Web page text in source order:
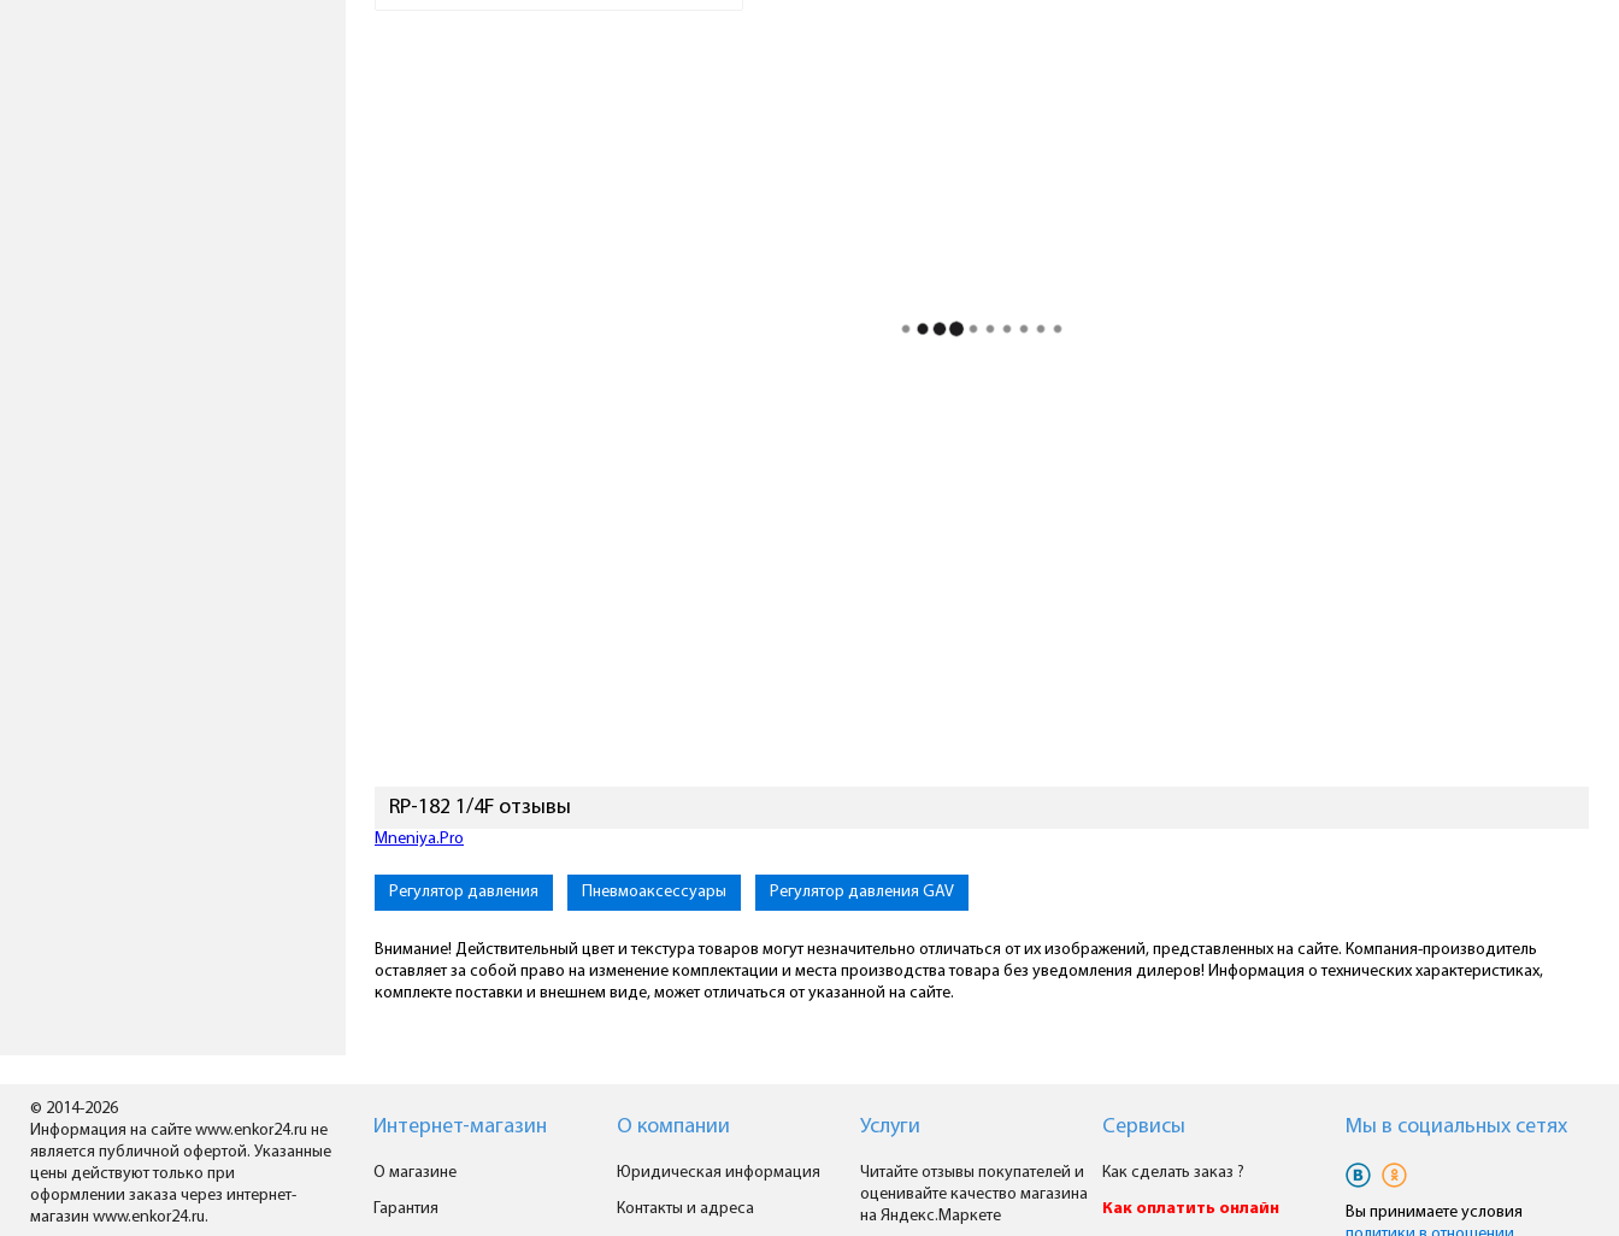
RP-182 1/4F отзывы
Mneniya.Pro
Регулятор давления Пневмоаксессуары Регулятор давления GAV
Внимание! Действительный цвет и текстура товаров могут незначительно отличаться от их изображений, представленных на сайте. Компания-производитель
оставляет за собой право на изменение комплектации и места производства товара без уведомления дилеров! Информация о технических характеристиках,
комплекте поставки и внешнем виде, может отличаться от указанной на сайте.
© 2014-2026
Информация на сайте www.enkor24.ru не
является публичной офертой. Указанные
цены действуют только при
оформлении заказа через интернет-
магазин www.enkor24.ru.
Интернет-магазин
О магазине
Гарантия
О компании
Юридическая информация
Контакты и адреса
Услуги
Читайте отзывы покупателей и
оценивайте качество магазина
на Яндекс.Маркете
Сервисы
Как сделать заказ ?
Как оплатить онлайн
Мы в cоциальных сетях
Вы принимаете условия